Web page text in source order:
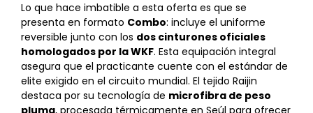
Lo que hace imbatible a esta oferta es que se
presenta en formato Combo: incluye el uniforme
reversible junto con los dos cinturones oficiales
homologados por la WKF. Esta equipación integral
asegura que el practicante cuente con el estándar de
elite exigido en el circuito mundial. El tejido Raijin
destaca por su tecnología de microfibra de peso